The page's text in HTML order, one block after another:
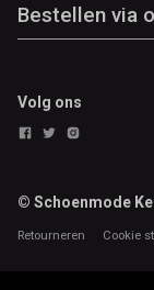
Bestellen via
Volg ons
© Schoenmode
Retourneren Cookie